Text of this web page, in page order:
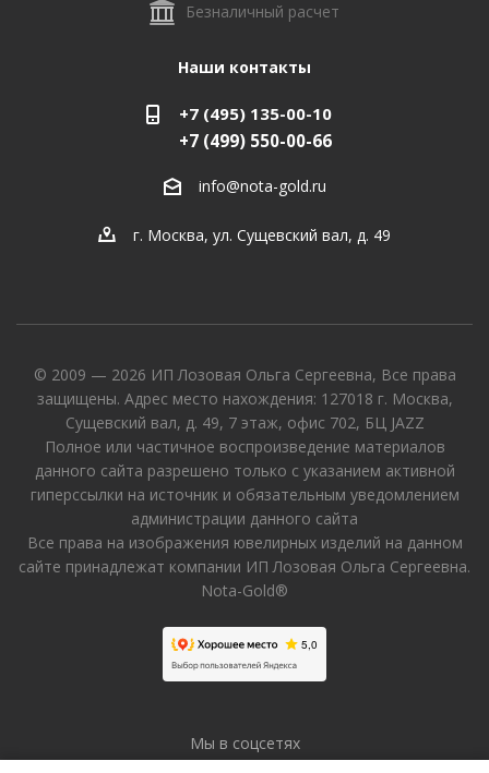
Безналичный расчет
Наши контакты
+7 (495) 135-00-10
+7 (499) 550-00-66
info@nota-gold.ru
г. Москва, ул. Сущевский вал, д. 49
© 2009 — 2026 ИП Лозовая Ольга Сергеевна, Все права
защищены. Адрес место нахождения: 127018 г. Москва,
Сущевский вал, д. 49, 7 этаж, офис 702, БЦ JAZZ
Полное или частичное воспроизведение материалов
данного сайта разрешено только с указанием активной
гиперссылки на источник и обязательным уведомлением
администрации данного сайта
Все права на изображения ювелирных изделий на данном
сайте принадлежат компании ИП Лозовая Ольга Сергеевна.
Nota-Gold®
Мы в соцсетях